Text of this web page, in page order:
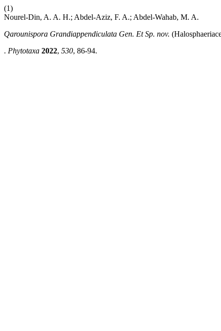
(1)
Nourel-Din, A. A. H.; Abdel-Aziz, F. A.; Abdel-Wahab, M. A.
Qarounispora Grandiappendiculata Gen. Et Sp. nov.
. Phytotaxa 2022, 530, 86-94.